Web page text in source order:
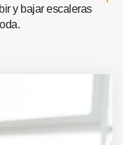
y bajar escaleras